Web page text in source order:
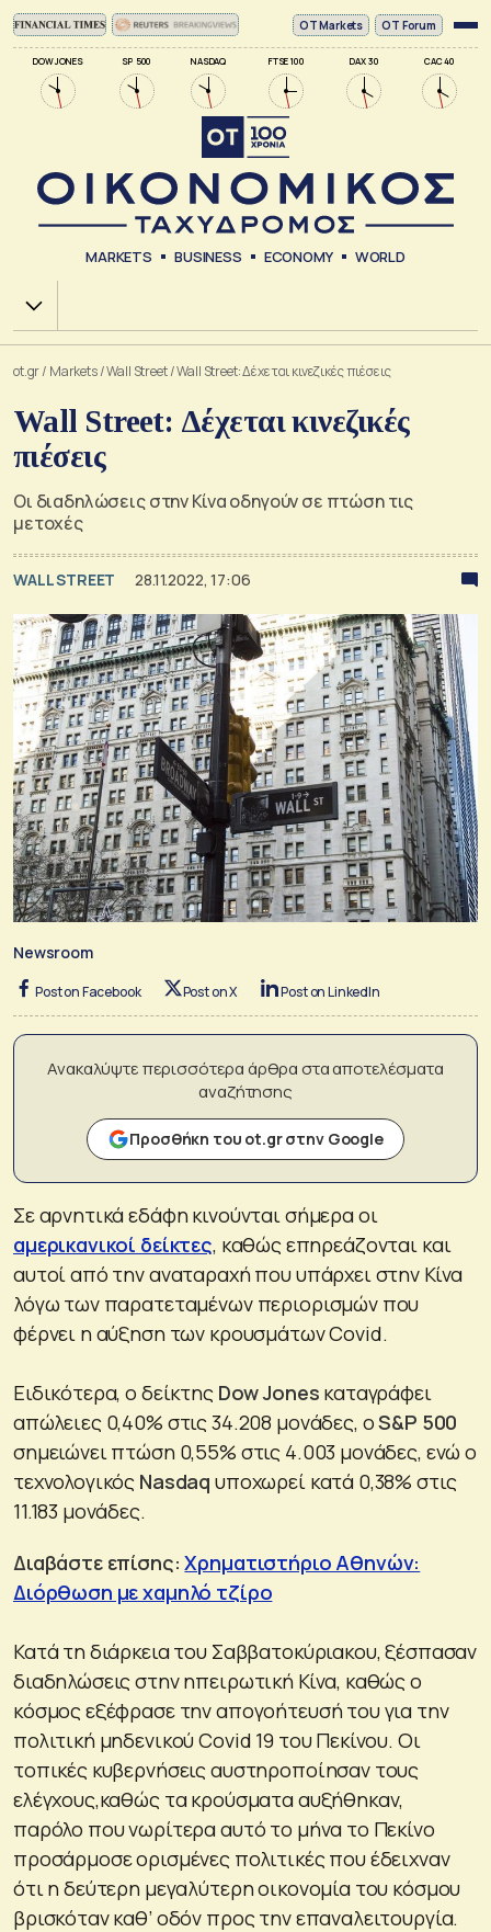
DOW JONES SP 500 NASDAQ FTSE 100 DAX 30 CAC 40
ΟΤ Markets OT Forum
MARKETS BUSINESS ECONOMY WORLD
Χ.Α.
ot.gr/ Markets/Wall Street/Wall Street: Δέχεται κινεζικές πιέσεις
Wall Street: Δέχεται κινεζικές
πιέσεις
Οι διαδηλώσεις στην Κίνα οδηγούν σε πτώση τις
μετοχές
WALL STREET 28.11.2022, 17:06
Newsroom
Post on Facebook Post on X Post on LinkedIn
Ανακαλύψτε περισσότερα άρθρα στα αποτελέσματα
αναζήτησης
Προσθήκη του ot.gr στην Google
Σε αρνητικά εδάφη κινούνται σήμερα οι
αμερικανικοί δείκτες, καθώς επηρεάζονται και
αυτοί από την αναταραχή που υπάρχει στην Κίνα
λόγω των παρατεταμένων περιορισμών που
φέρνει η αύξηση των κρουσμάτων Covid.
Ειδικότερα, ο δείκτης Dow Jones καταγράφει
απώλειες 0,40% στις 34.208 μονάδες, οS&P 500
σημειώνει πτώση 0,55% στις 4.003 μονάδες, ενώ ο
τεχνολογικός Nasdaq υποχωρεί κατά 0,38% στις
11.183 μονάδες.
Διαβάστε επίσης:Χρηματιστήριο Αθηνών:
Διόρθωση με χαμηλό τζίρο
Κατά τη διάρκεια του Σαββατοκύριακου, ξέσπασαν
διαδηλώσεις στην ηπειρωτική Κίνα, καθώς ο
κόσμος εξέφρασε την απογοήτευσή του για την
πολιτική μηδενικού Covid 19 του Πεκίνου. Οι
τοπικές κυβερνήσεις αυστηροποίησαν τους
ελέγχους,καθώς τα κρούσματα αυξήθηκαν,
παρόλο που νωρίτερα αυτό το μήνα το Πεκίνο
προσάρμοσε ορισμένες πολιτικές που έδειχναν
ότι η δεύτερη μεγαλύτερη οικονομία του κόσμου
βρισκόταν καθ’ οδόν προς την επαναλειτουργία.